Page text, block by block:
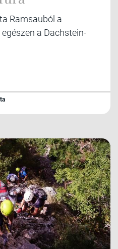
Ramsauból a
a Dachstein-